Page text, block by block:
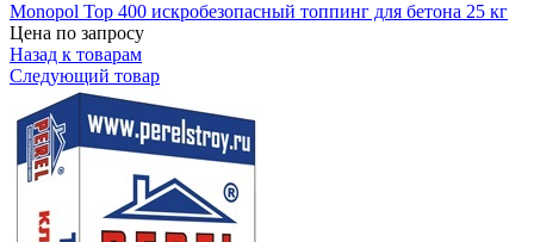
Monopol Top 400 искробезопасный топпинг для бетона 25 кг
Цена по запросу
Назад к товарам
Следующий товар